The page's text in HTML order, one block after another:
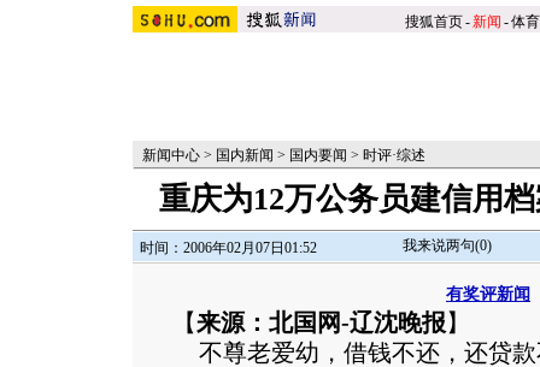
搜狐首页-新闻 -体育
新闻中心 > 国内新闻 > 国内要闻 > 时评·综述
重庆为12万公务员建信用
时间：2006年02月07日01:52 我来说两句(0)
有奖评新闻
【来源：北国网-辽沈晚报 】
不尊老爱幼，借钱不还，还贷款